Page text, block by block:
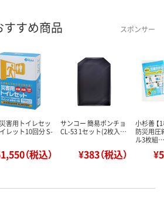
すすめ商品 スポンサー
害用トイレセッ
レット10回分 S-
（税込）
サンコー 簡易ポンチョ
CL-53 1セット(2枚入…
¥383（税込）
小杉善 【
防災用圧
ル3枚組…